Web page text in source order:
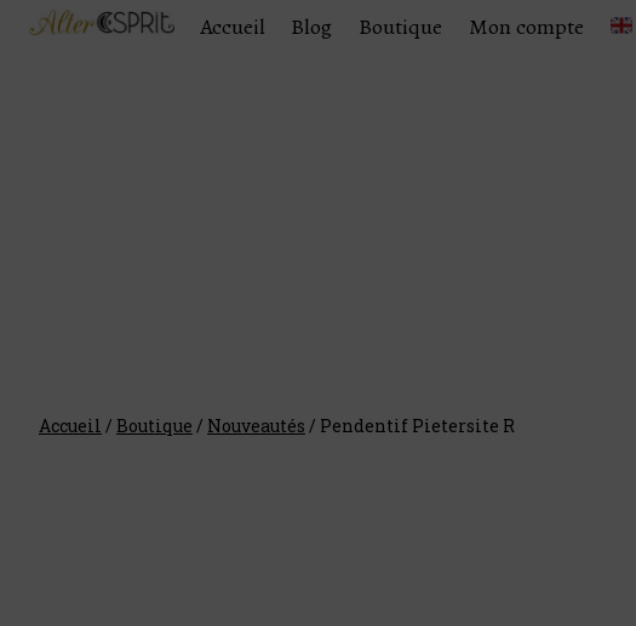
Accueil Blog Boutique Mon compte
Accueil / Boutique / Nouveautés / Pendentif Pietersite R